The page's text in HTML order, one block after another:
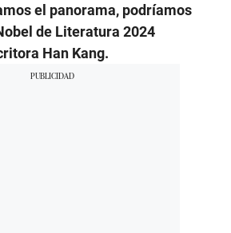
el panorama, podríamos
de Literatura 2024
Han Kang.